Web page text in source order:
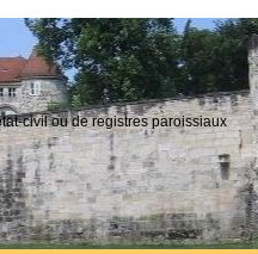
civil ou de registres paroissiaux